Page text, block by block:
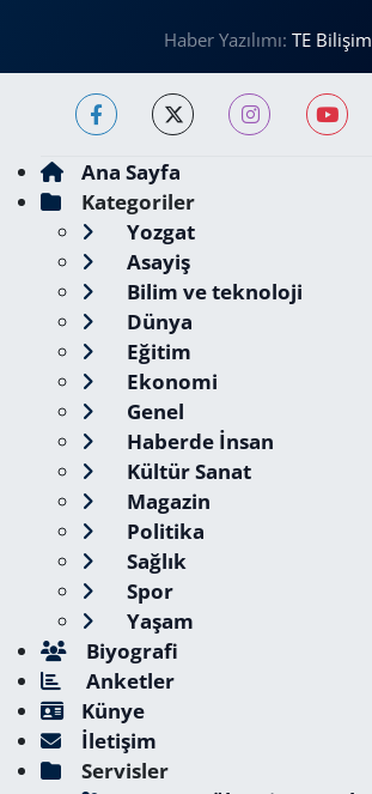
Haber Yazılımı: TE Bilişim
Ana Sayfa
Kategoriler
Yozgat
Asayiş
Bilim ve teknoloji
Dünya
Eğitim
Ekonomi
Genel
Haberde İnsan
Kültür Sanat
Magazin
Politika
Sağlık
Spor
Yaşam
Biyografi
Anketler
Künye
İletişim
Servisler